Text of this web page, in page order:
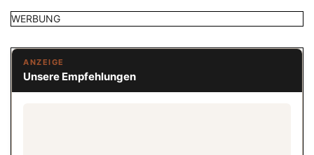
WERBUNG
ANZEIGE
Unsere Empfehlungen